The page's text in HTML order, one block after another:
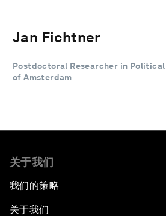
Jan Fichtner
Postdoctoral Researcher in
of Amsterdam
关于我们
我们的策略
关于我们